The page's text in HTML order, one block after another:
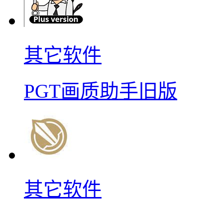
其它软件
PGT画质助手旧版
其它软件